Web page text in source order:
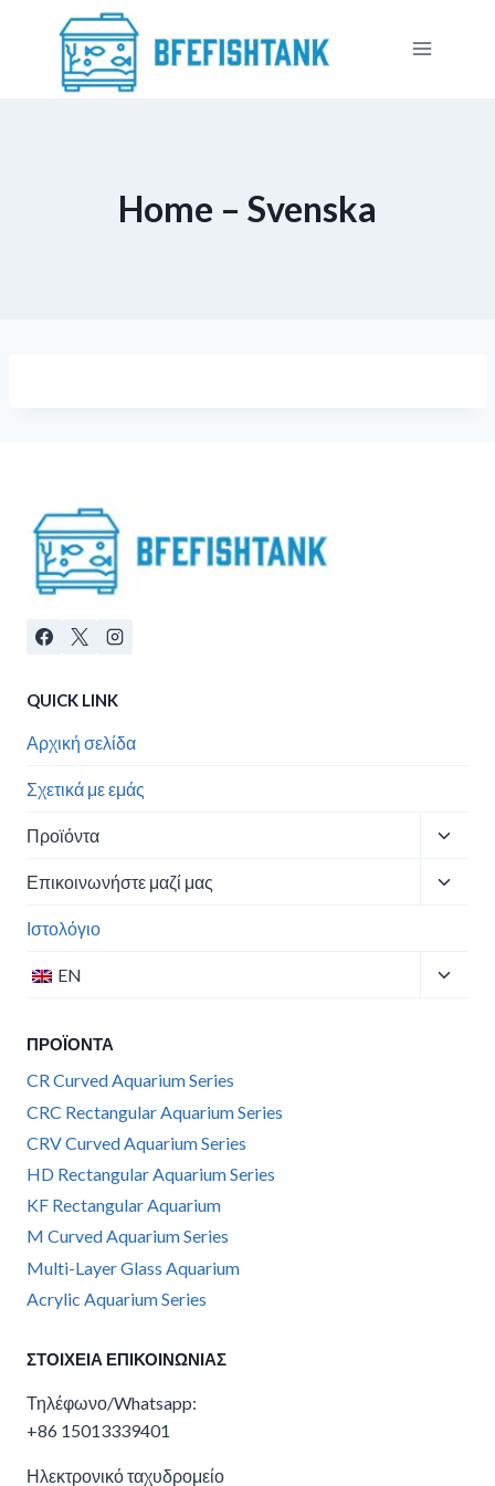
Home – Svenska
QUICK LINK
Αρχική σελίδα
Σχετικά με εμάς
Προϊόντα
Toggle
menu
Επικοινωνήστε μαζί μας
Toggle
Ιστολόγιο
EN
Toggle
ΠΡΟΪΌΝΤΑ
CR Curved Aquarium Series
CRC Rectangular Aquarium Series
CRV Curved Aquarium Series
HD Rectangular Aquarium Series
KF Rectangular Aquarium
M Curved Aquarium Series
Multi-Layer Glass Aquarium
Acrylic Aquarium Series
ΣΤΟΙΧΕΊΑ ΕΠΙΚΟΙΝΩΝΊΑΣ
Τηλέφωνο/Whatsapp:
+86 15013339401
Ηλεκτρονικό ταχυδρομείο